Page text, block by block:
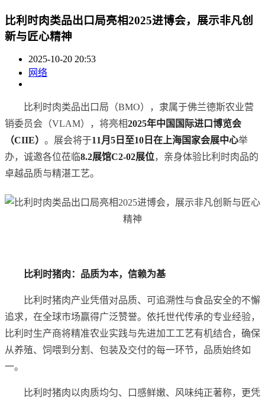
比利时肉类品出口局亮相2025进博会，展示非凡创
新与匠心精神
2025-10-20 20:53
网络
比利时肉类品出口局（BMO），隶属于佛兰德斯农业营
销委员会（VLAM），将亮相2025年中国国际进口博览会
（CIIE） 。展会将于11月 5 日至10 日在上海国家会展中心举
办，诚邀各位莅临8.2展馆C2-02展位，亲身体验比利时肉品的
卓越品质与精湛工艺。
比利时猪肉：品质为本，信赖为基
比利时猪肉产业凭借对品质、可追溯性与食品安全的不懈
追求，在全球市场赢得广泛赞誉。依托世代传承的专业经验，
比利时生产商将精准农业实践与先进加工工艺有机结合，确保
从养殖、饲喂到分割、包装及交付的每一环节，品质始终如
一。
比利时猪肉以肉质均匀、口感鲜嫩、风味纯正著称，更凭